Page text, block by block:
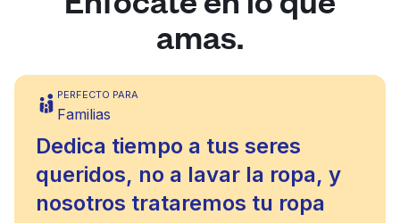
amas.
PERFECTO PARA
Familias
Dedica tiempo a tus seres
queridos, no a lavar la ropa, y
nosotros trataremos tu ropa